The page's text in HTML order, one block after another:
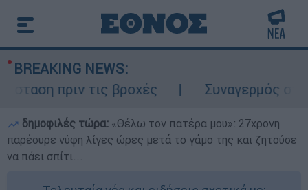
BREAKING NEWS:
πριν τις βροχές
Συναγερμός στον
δημοφιλές τώρα: «Θέλω τον πατέρα μου»: 27χρονη
παρέσυρε νύφη λίγες ώρες μετά το γάμο της και ζητούσε
να πάει σπίτι...